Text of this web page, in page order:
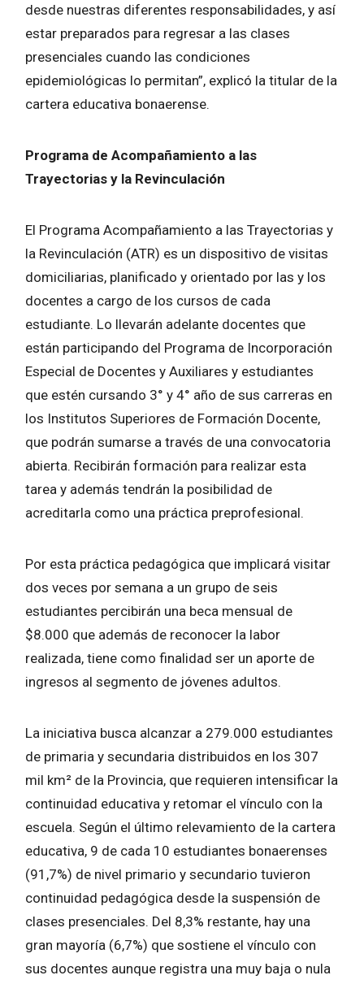
desde nuestras diferentes responsabilidades, y así
estar preparados para regresar a las clases
presenciales cuando las condiciones
epidemiológicas lo permitan”, explicó la titular de la
cartera educativa bonaerense.
Programa de Acompañamiento a las
Trayectorias y la Revinculación
El Programa Acompañamiento a las Trayectorias y
la Revinculación (ATR) es un dispositivo de visitas
domiciliarias, planificado y orientado por las y los
docentes a cargo de los cursos de cada
estudiante. Lo llevarán adelante docentes que
están participando del Programa de Incorporación
Especial de Docentes y Auxiliares y estudiantes
que estén cursando 3° y 4° año de sus carreras en
los Institutos Superiores de Formación Docente,
que podrán sumarse a través de una convocatoria
abierta. Recibirán formación para realizar esta
tarea y además tendrán la posibilidad de
acreditarla como una práctica preprofesional.
Por esta práctica pedagógica que implicará visitar
dos veces por semana a un grupo de seis
estudiantes percibirán una beca mensual de
$8.000 que además de reconocer la labor
realizada, tiene como finalidad ser un aporte de
ingresos al segmento de jóvenes adultos.
La iniciativa busca alcanzar a 279.000 estudiantes
de primaria y secundaria distribuidos en los 307
mil km² de la Provincia, que requieren intensificar la
continuidad educativa y retomar el vínculo con la
escuela. Según el último relevamiento de la cartera
educativa, 9 de cada 10 estudiantes bonaerenses
(91,7%) de nivel primario y secundario tuvieron
continuidad pedagógica desde la suspensión de
clases presenciales. Del 8,3% restante, hay una
gran mayoría (6,7%) que sostiene el vínculo con
sus docentes aunque registra una muy baja o nula